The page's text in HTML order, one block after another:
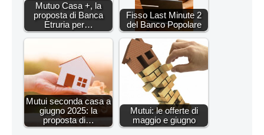
Mutuo Casa +, la
proposta di Banca
Etruria per…
Fisso Last Minute 2
del Banco Popolare
Mutui seconda casa a
giugno 2025: la
proposta di…
Mutui: le offerte di
maggio e giugno